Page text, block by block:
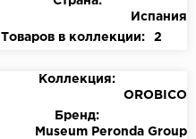
Испания
Товаров в коллекции:
2
Коллекция:
OROBICO
Бренд:
Museum Peronda Group